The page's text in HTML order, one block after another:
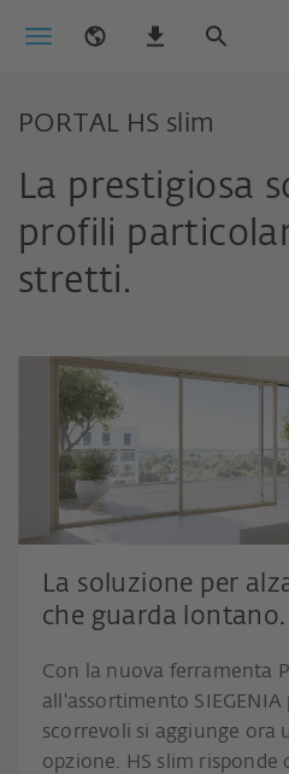
PORTAL HS slim
La prestigiosa
profili
stretti.
La soluzione per
che guarda lontano.
Con la nuova ferramenta
all'assortimento
scorrevoli si aggiunge ora
opzione. HS slim risponde